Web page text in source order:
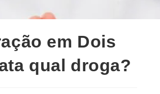
em Dois
qual droga?